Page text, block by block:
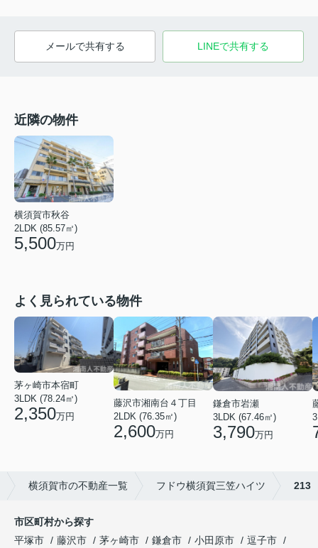
メールで共有する LINEで共有する
近隣の物件
横須賀市秋谷
2LDK (85.57㎡)
5,500万円
よく見られている物件
茅ヶ崎市本宿町
3LDK (78.24㎡)
2,350万円
藤沢市湘南台４丁目
2LDK (76.35㎡)
2,600万円
鎌倉市岩瀬
3LDK (67.46㎡)
3,790万円
横須賀市の不動産一覧 フドウ横須賀三笠ハイツ 213
市区町村から探す
平塚市
藤沢市 茅ヶ崎市 鎌倉市 小田原市
逗子市